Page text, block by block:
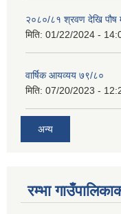
२०८०/८१ श्रवण देखि पौष
मिति: 01/22/2024 -
वार्षिक आयव्यय ७९/८०
मिति: 07/20/2023 -
अन्य
रम्भा